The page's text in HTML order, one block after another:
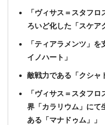
「ヴィサス＝スタフ
ろいど化した「スケア
「ティアラメンツ」
イノハート」
敵戦力である「クシャ
「ヴィサス＝スタフ
界「カラリウム」にて
ある「マナドゥム」」